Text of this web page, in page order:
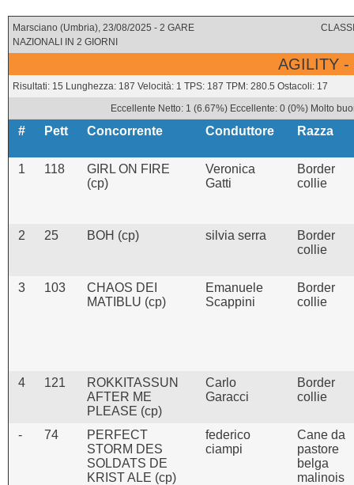
Marsciano (Umbria), 23/08/2025 - 2 GARE
NAZIONALI IN 2 GIORNI
AGILITY -
Risultati: 15 Lunghezza: 187 Velocità: 1 TPS: 187 TPM: 280.5 Ostacoli: 17
Eccellente Netto: 1 (6.67%) Eccellente: 0 (0%) Molto
# Pett Concorrente Conduttore Razza
1 118
GIRL ON FIRE
(cp)
Veronica
Gatti
Border
collie
2 25 BOH (cp) silvia serra
Border
collie
3 103
CHAOS DEI
MATIBLU (cp)
Emanuele
Scappini
Border
collie
4 121
ROKKITASSUN
AFTER ME
PLEASE (cp)
Carlo
Garacci
Border
collie
- 74
PERFECT
STORM DES
SOLDATS DE
KRIST ALE (cp)
federico
ciampi
Cane da
pastore
belga
malinois